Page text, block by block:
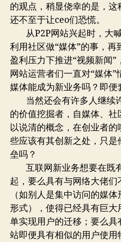
的观点，稍显侥幸的是，这
还不至于让ceo们恐慌。
从P2P网站兴起时，大
利用社区做“媒体”的事，
盈利压力下推进“视频新闻
网站运营者们一直对“媒体”
媒体能成为新业务吗？即便
当然还会有许多人继续
的价值挖掘者，自媒体、
以说清的概念，在创业者
些应该有其创新之处，只
垒吗？
互联网新业务想要在既
起，要么具有与网络大佬
（如别人是集中访问的媒
形式），使得已经具有巨
单实现用户的迁移；要么具
站即便具有相似的用户使用